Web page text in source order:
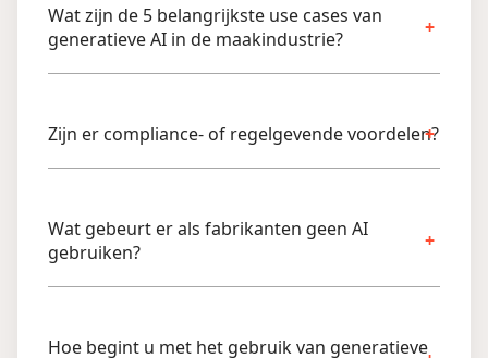
Wat zijn de 5 belangrijkste use cases van
generatieve AI in de maakindustrie?
Zijn er compliance- of regelgevende voordelen?
Wat gebeurt er als fabrikanten geen AI
gebruiken?
Hoe begint u met het gebruik van generatieve